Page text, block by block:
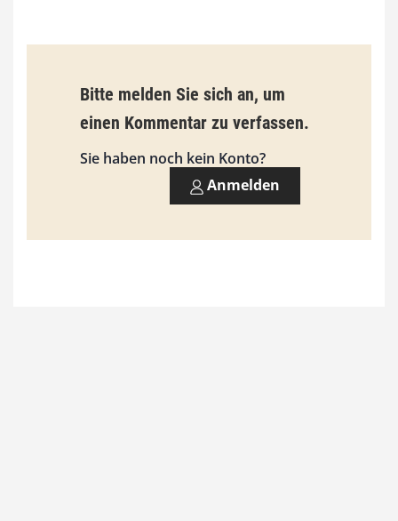
€
i
s
9
0
Bitte melden Sie sich an, um
einen Kommentar zu verfassen.
Sie haben noch kein Konto?
Anmelden